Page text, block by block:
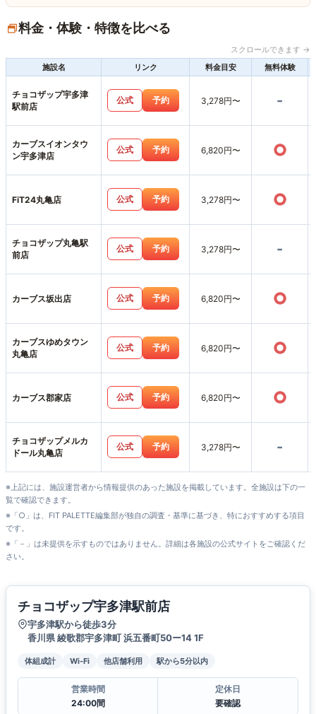
料金・体験・特徴を比べる
スクロールできます →
施設名
リンク 料金目安 無料体験
チョコザップ宇多津
駅前店
公式 予約 3,278円〜 -
カーブスイオンタウ
ン宇多津店
公式 予約 6,820円〜 ○
FiT24丸亀店 公式 予約 3,278円〜 ○
チョコザップ丸亀駅
前店
公式 予約 3,278円〜 -
カーブス坂出店 公式 予約 6,820円〜 ○
カーブスゆめタウン
丸亀店
公式 予約 6,820円〜 ○
カーブス郡家店 公式 予約 6,820円〜 ○
チョコザップメルカ
ドール丸亀店
公式 予約 3,278円〜 -
※上記には、施設運営者から情報提供のあった施設を掲載しています。全施設は下の一
覧で確認できます。
※「○」は、FIT PALETTE編集部が独自の調査・基準に基づき、特におすすめする項目
です。
※「－」は未提供を示すものではありません。詳細は各施設の公式サイトをご確認くだ
さい。
チョコザップ宇多津駅前店
宇多津駅から徒歩3分
香川県 綾歌郡宇多津町 浜五番町50ー14 1F
体組成計 Wi-Fi 他店舗利用 駅から5分以内
営業時間
24:00間
定休日
要確認